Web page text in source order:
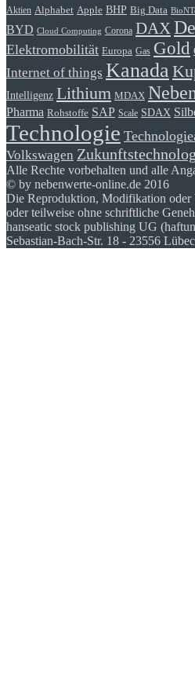
Aktien Alphabet Apple BHP Big Data
BYD Cloud Computing Corona DAX
Elektromobilität Europa Gas Gold
Internet of things Kanada
Intelligenz Lithium MDAX
Pharma Rohstoffe SAP Scale SDAX
Technologie
Volkswagen
Alle Rechte vorbehalten und alle
© by nebenwerte-online.de 2016
Die Reproduktion, Modifikation oder
oder teilweise ohne schriftliche
hanseatic stock publishing UG
Sebastian-Bach-Str. 18 - 23556